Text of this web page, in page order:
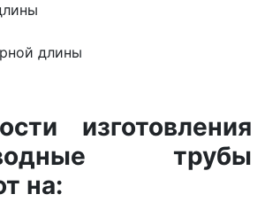
длины
изготовления
трубы
на: